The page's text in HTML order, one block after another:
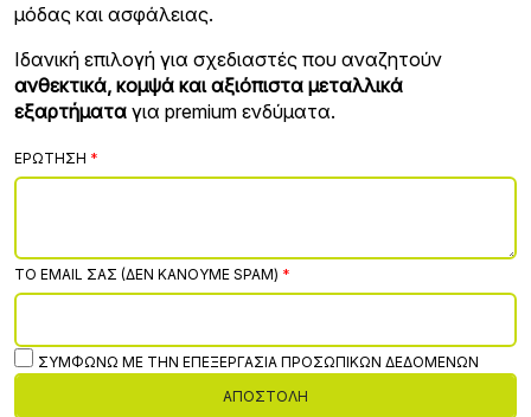
μόδας και ασφάλειας.
Ιδανική επιλογή για σχεδιαστές που αναζητούν
ανθεκτικά, κομψά και αξιόπιστα μεταλλικά
εξαρτήματα για premium ενδύματα.
ΕΡΏΤΗΣΗ
ΤΟ EMAIL ΣΑΣ (ΔΕΝ ΚΆΝΟΥΜΕ SPAM)
ΣΥΜΦΩΝΏ ΜΕ ΤΗΝ ΕΠΕΞΕΡΓΑΣΊΑ ΠΡΟΣΩΠΙΚΏΝ ΔΕΔΟΜΈΝΩΝ
ΑΠΟΣΤΟΛΉ